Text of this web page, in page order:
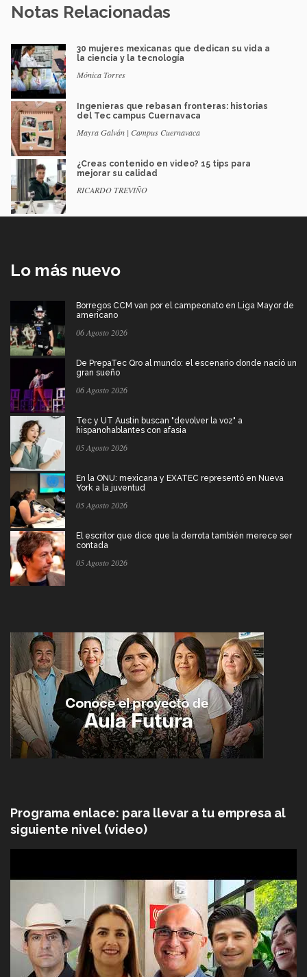
Notas Relacionadas
30 mujeres mexicanas que dedican su vida a
la ciencia y la tecnología
Mónica Torres
Ingenieras que rebasan fronteras: historias
del Tec campus Cuernavaca
Mayra Galván | Campus Cuernavaca
¿Creas contenido en video? 15 tips para
mejorar su calidad
RICARDO TREVIÑO
Lo más nuevo
Borregos CCM van por el campeonato en Liga Mayor de
americano
06 Agosto 2026
De PrepaTec Qro al mundo: el escenario donde nació un
gran sueño
06 Agosto 2026
Tec y UT Austin buscan "devolver la voz" a
hispanohablantes con afasia
05 Agosto 2026
En la ONU: mexicana y EXATEC representó en Nueva
York a la juventud
05 Agosto 2026
El escritor que dice que la derrota también merece ser
contada
05 Agosto 2026
Programa enlace: para llevar a tu empresa al
siguiente nivel (video)